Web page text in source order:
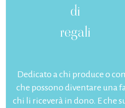
di
regali
Dedicato a chi produce o
che possono diventare una
chi li riceverà in dono. E che